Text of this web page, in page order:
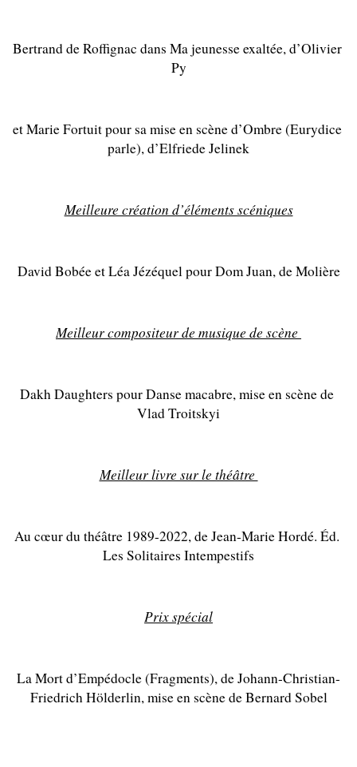
Bertrand de Roffignac dans Ma jeunesse exaltée, d’Olivier
Py
et Marie Fortuit pour sa mise en scène d’Ombre (Eurydice
parle), d’Elfriede Jelinek
Meilleure création d’éléments scéniques
David Bobée et Léa Jézéquel pour Dom Juan, de Molière
Meilleur compositeur de musique de scène
Dakh Daughters pour Danse macabre, mise en scène de
Vlad Troitskyi
Meilleur livre sur le théâtre
Au cœur du théâtre 1989-2022, de Jean-Marie Hordé. Éd.
Les Solitaires Intempestifs
Prix spécial
La Mort d’Empédocle (Fragments), de Johann-Christian-
Friedrich Hölderlin, mise en scène de Bernard Sobel